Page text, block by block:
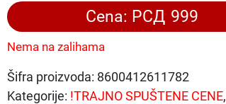
Cena: РСД 999
Nema na zalihama
Šifra proizvoda: 8600412611782
Kategorije: !TRAJNO SPUŠTENE CENE,